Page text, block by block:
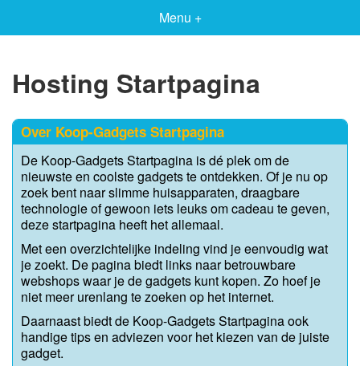
Menu +
Hosting Startpagina
Over Koop-Gadgets Startpagina
De Koop-Gadgets Startpagina is dé plek om de
nieuwste en coolste gadgets te ontdekken. Of je nu op
zoek bent naar slimme huisapparaten, draagbare
technologie of gewoon iets leuks om cadeau te geven,
deze startpagina heeft het allemaal.
Met een overzichtelijke indeling vind je eenvoudig wat
je zoekt. De pagina biedt links naar betrouwbare
webshops waar je de gadgets kunt kopen. Zo hoef je
niet meer urenlang te zoeken op het internet.
Daarnaast biedt de Koop-Gadgets Startpagina ook
handige tips en adviezen voor het kiezen van de juiste
gadget.